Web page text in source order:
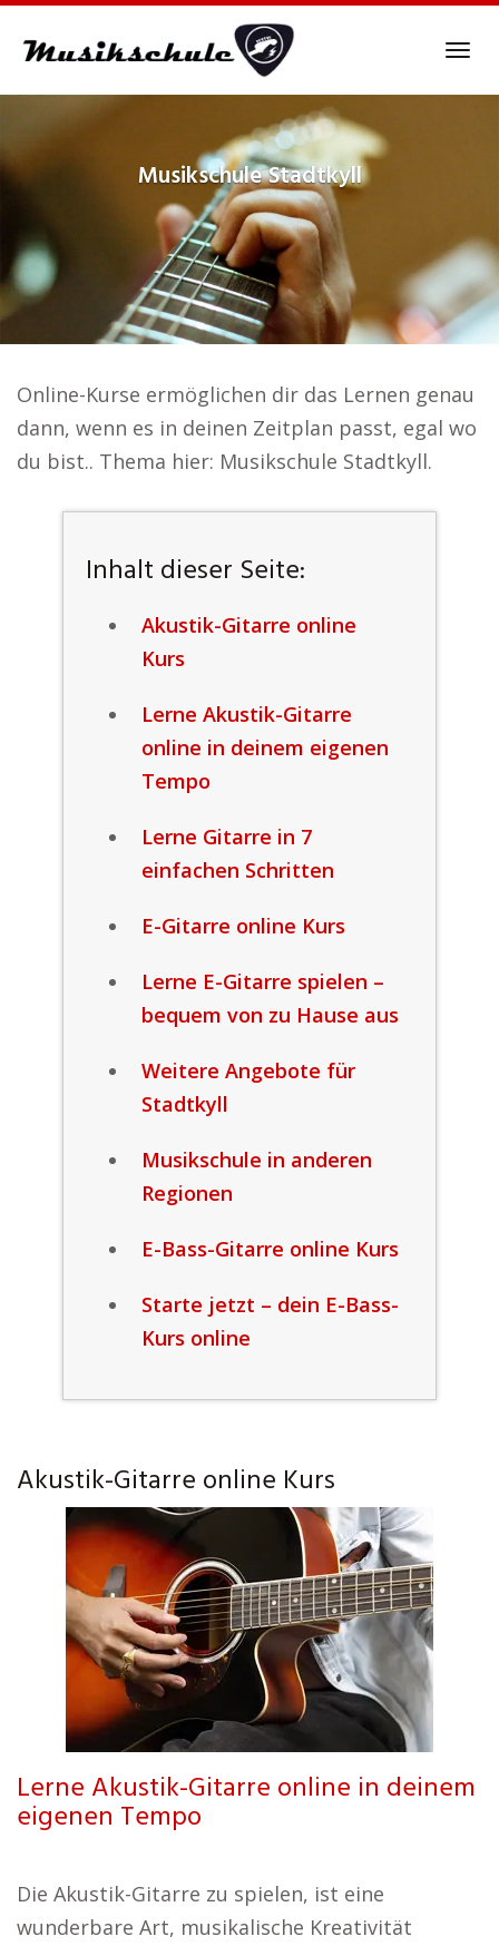
MusikschuleStadtkyll
Online-Kurse ermöglichen dir das Lernen genau
dann, wenn es in deinen Zeitplan passt, egal wo
du bist.. Thema hier: Musikschule Stadtkyll.
Inhalt dieser Seite:
Akustik-Gitarre online
Kurs
Lerne Akustik-Gitarre
online in deinem eigenen
Tempo
Lerne Gitarre in 7
einfachen Schritten
E-Gitarre online Kurs
Lerne E-Gitarre spielen –
bequem von zu Hause aus
Weitere Angebote für
Stadtkyll
Musikschule in anderen
Regionen
E-Bass-Gitarre online Kurs
Starte jetzt – dein E-Bass-
Kurs online
Akustik-Gitarre online Kurs
Lerne Akustik-Gitarre online in deinem
eigenen Tempo
Die Akustik-Gitarre zu spielen, ist eine
wunderbare Art, musikalische Kreativität